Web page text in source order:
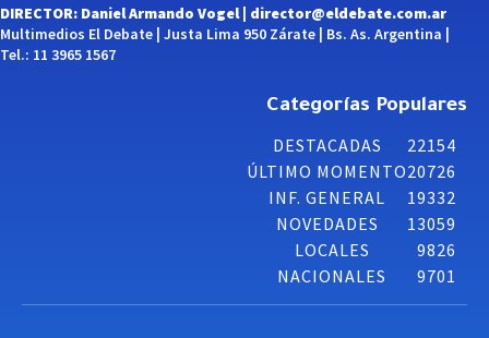
DIRECTOR: Daniel Armando Vogel | director@eldebate.com.ar
Multimedios El Debate | Justa Lima 950 Zárate | Bs. As. Argentina |
Tel.: 11 3965 1567
Categorías Populares
DESTACADAS
22154
ÚLTIMO MOMENTO20726
INF. GENERAL
19332
NOVEDADES
13059
LOCALES
9826
NACIONALES
9701